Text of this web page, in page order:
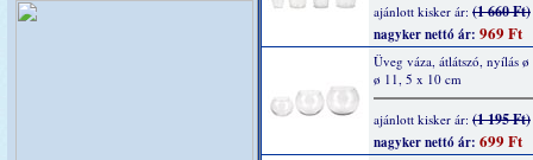
ajánlott kisker ár: (1 660 Ft)
nagyker nettó ár: 969 Ft
Üveg váza, átlátszó, nyílás
ø 11, 5 x 10 cm
ajánlott kisker ár: (1 195 Ft)
nagyker nettó ár: 699 Ft